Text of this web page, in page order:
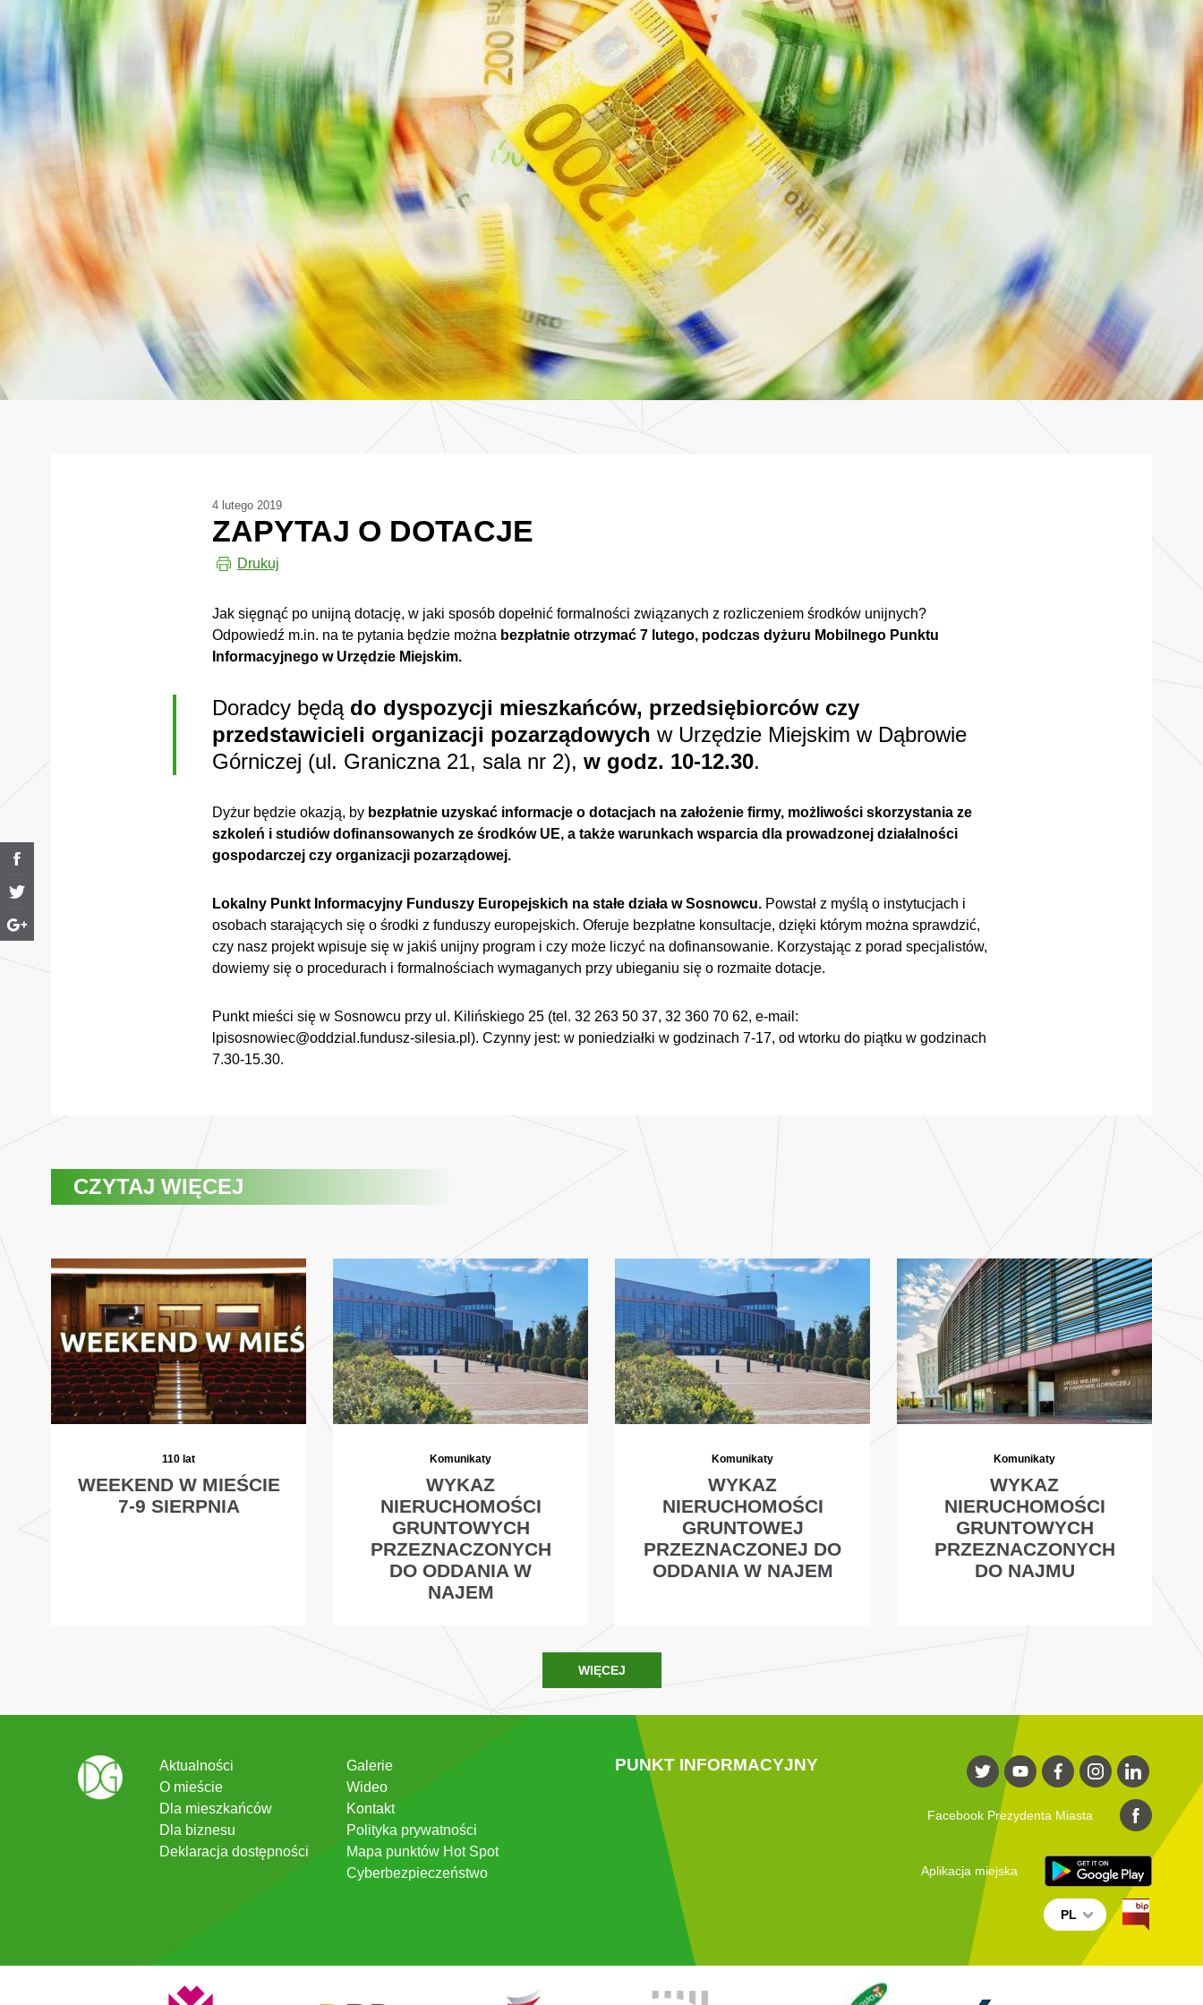
4 lutego 2019
ZAPYTAJ O DOTACJE
Drukuj
Jak sięgnąć po unijną dotację, w jaki sposób dopełnić formalności związanych z rozliczeniem środków unijnych?
Odpowiedź m.in. na te pytania będzie można bezpłatnie otrzymać 7 lutego, podczas dyżuru Mobilnego Punktu
Informacyjnego w Urzędzie Miejskim.
Doradcy będą do dyspozycji mieszkańców, przedsiębiorców czy
przedstawicieli organizacji pozarządowych w Urzędzie Miejskim w Dąbrowie
Górniczej (ul. Graniczna 21, sala nr 2), w godz. 10-12.30.
Dyżur będzie okazją, by bezpłatnie uzyskać informacje o dotacjach na założenie firmy, możliwości skorzystania ze
szkoleń i studiów dofinansowanych ze środków UE, a także warunkach wsparcia dla prowadzonej działalności
gospodarczej czy organizacji pozarządowej.
Lokalny Punkt Informacyjny Funduszy Europejskich na stałe działa w Sosnowcu. Powstał z myślą o instytucjach i
osobach starających się o środki z funduszy europejskich. Oferuje bezpłatne konsultacje, dzięki którym można sprawdzić,
czy nasz projekt wpisuje się w jakiś unijny program i czy może liczyć na dofinansowanie. Korzystając z porad specjalistów,
dowiemy się o procedurach i formalnościach wymaganych przy ubieganiu się o rozmaite dotacje.
Punkt mieści się w Sosnowcu przy ul. Kilińskiego 25 (tel. 32 263 50 37, 32 360 70 62, e-mail:
lpisosnowiec@oddzial.fundusz-silesia.pl). Czynny jest: w poniedziałki w godzinach 7-17, od wtorku do piątku w godzinach
7.30-15.30.
CZYTAJ WIĘCEJ
110 lat
WEEKEND W MIEŚCIE
7-9 SIERPNIA
Komunikaty
WYKAZ
NIERUCHOMOŚCI
GRUNTOWYCH
PRZEZNACZONYCH
DO ODDANIA W
NAJEM
Komunikaty
WYKAZ
NIERUCHOMOŚCI
GRUNTOWEJ
PRZEZNACZONEJ DO
ODDANIA W NAJEM
Komunikaty
WYKAZ
NIERUCHOMOŚCI
GRUNTOWYCH
PRZEZNACZONYCH
DO NAJMU
WIĘCEJ
Aktualności
O mieście
Dla mieszkańców
Dla biznesu
Deklaracja dostępności
Galerie
Wideo
Kontakt
Polityka prywatności
Mapa punktów Hot Spot
Cyberbezpieczeństwo
PUNKT INFORMACYJNY
Facebook Prezydenta Miasta
Aplikacja miejska
PL